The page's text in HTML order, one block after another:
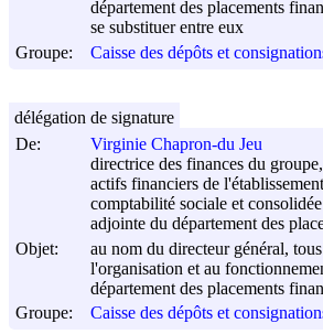
département des placements
se substituer entre eux
Groupe:
Caisse des dépôts et
De:
Virginie Chapron-du Jeu
directrice des finances du
actifs financiers de
comptabilité sociale et
adjointe du département des
Objet:
au nom du directeur général,
l'organisation et au
département des placements
Groupe:
Caisse des dépôts et
délégation de signature